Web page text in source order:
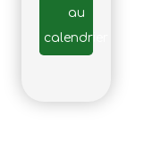
au
calendrier